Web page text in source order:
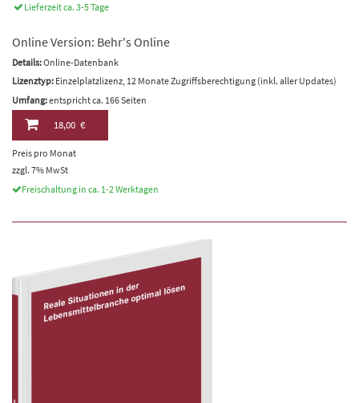
Lieferzeit ca. 3-5 Tage
Online Version: Behr's Online
Details:Online-Datenbank
Lizenztyp: Einzelplatzlizenz, 12 Monate Zugriffsberechtigung (inkl. aller Updates)
Umfang:entspricht ca. 166 Seiten
18,00 €
Preis pro Monat
zzgl. 7% MwSt
Freischaltung in ca. 1-2 Werktagen